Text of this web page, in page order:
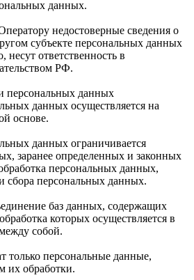
данных.
недостоверные сведения о
субъекте персональных данных
несут ответственность в
РФ.
персональных данных
данных осуществляется на
основе.
данных ограничивается
заранее определенных и законных
персональных данных,
сбора персональных данных.
баз данных, содержащих
которых осуществляется в
собой.
только персональные данные,
их обработки.